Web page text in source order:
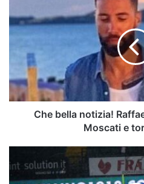
notizia!
Raffaele
lascia
Moscati
e
Che bella notizia!
Moscati e
Avellino-
Messina,